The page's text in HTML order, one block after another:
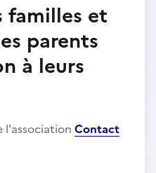
familles et
parents
à leurs
l'association Contact